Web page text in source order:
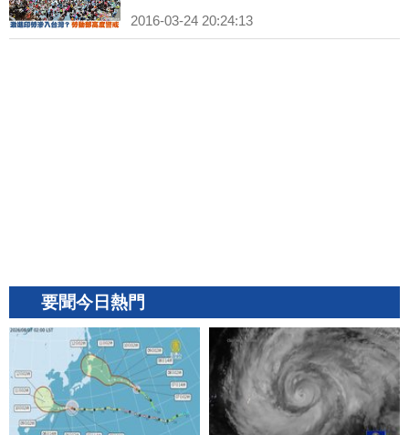
2016-03-24 20:24:13
要聞今日熱門